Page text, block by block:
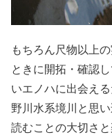
もちろん尺物以上
ときに開拓・確認
いエノハに出会え
野川水系境川と思
読むことの大切さ